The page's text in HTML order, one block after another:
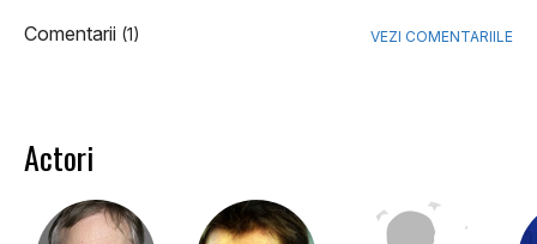
Comentarii (1) VEZI COMENTARIILE
Actori